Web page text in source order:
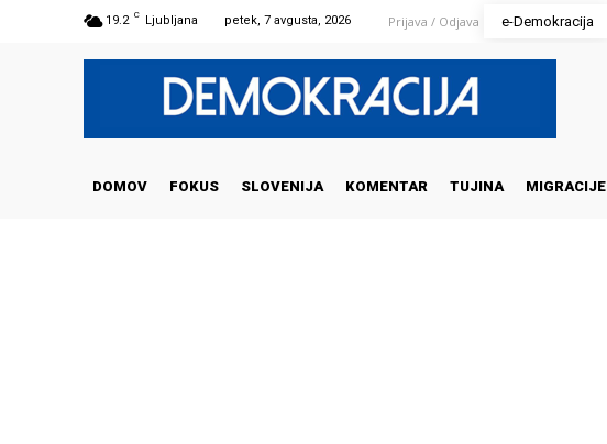
19.2 C Ljubljana petek, 7 avgusta, 2026 Prijava / Odjava e-Demokracija
DOMOV FOKUS SLOVENIJA KOMENTAR TUJINA MIGRACIJE